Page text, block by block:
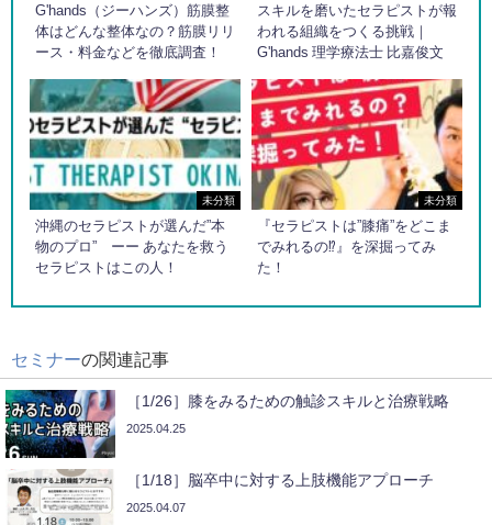
G'hands（ジーハンズ）筋膜整
体はどんな整体なの？筋膜リリ
ース・料金などを徹底調査！
スキルを磨いたセラピストが報
われる組織をつくる挑戦｜
G'hands 理学療法士 比嘉俊文
未分類
沖縄のセラピストが選んだ”本
物のプロ” ーー あなたを救う
セラピストはこの人！
未分類
『セラピストは”膝痛”をどこま
でみれるの⁉︎』を深掘ってみ
た！
セミナーの関連記事
［1/26］膝をみるための触診スキルと治療戦略
2025.04.25
［1/18］脳卒中に対する上肢機能アプローチ
2025.04.07